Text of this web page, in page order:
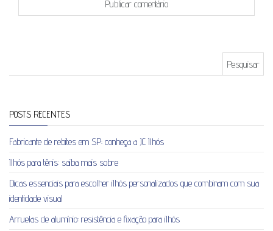
POSTS RECENTES
Fabricante de rebites em SP: conheça a JC Ilhós
Ilhós para tênis: saiba mais sobre
Dicas essenciais para escolher ilhós personalizados que combinam com sua
identidade visual
Arruelas de alumínio: resistência e fixação para ilhós